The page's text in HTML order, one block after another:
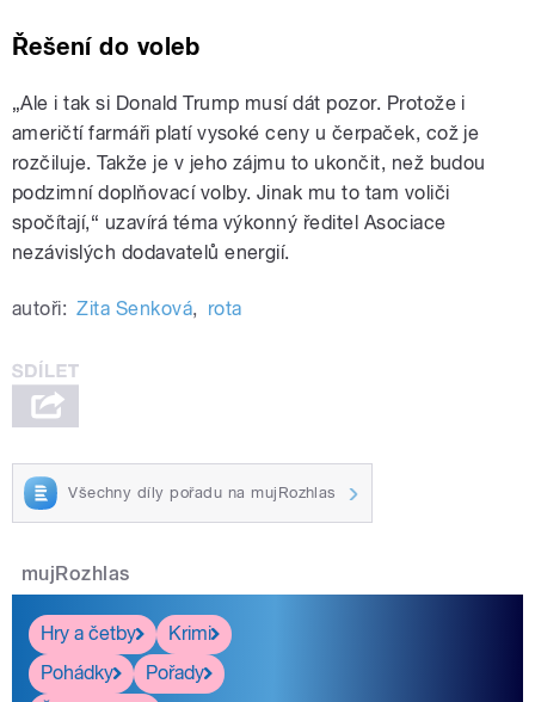
Řešení do voleb
„Ale i tak si Donald Trump musí dát pozor. Protože i
američtí farmáři platí vysoké ceny u čerpaček, což je
rozčiluje. Takže je v jeho zájmu to ukončit, než budou
podzimní doplňovací volby. Jinak mu to tam voliči
spočítají,“ uzavírá téma výkonný ředitel Asociace
nezávislých dodavatelů energií.
autoři: Zita Senková, rota
Všechny díly pořadu na mujRozhlas
mujRozhlas
Hry a četby
Krimi
Pohádky
Pořady